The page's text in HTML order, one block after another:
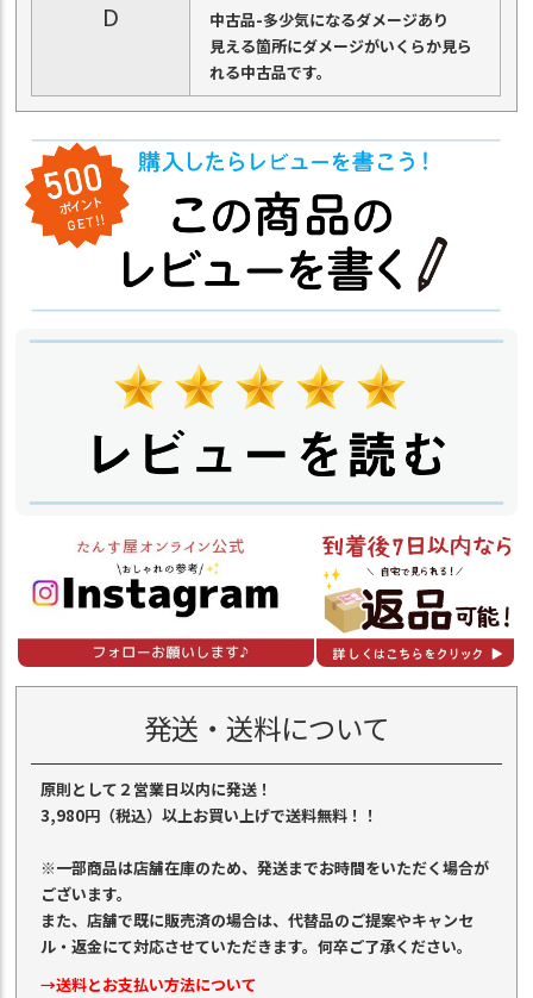
D
中古品-多少気になるダメージあり
見える箇所にダメージがいくらか見ら
れる中古品です。
発送・送料について
原則として２営業日以内に発送！
3,980円（税込）以上お買い上げで送料無料！！
※一部商品は店舗在庫のため、発送までお時間をいただく場合が
ございます。
また、店舗で既に販売済の場合は、代替品のご提案やキャンセ
ル・返金にて対応させていただきます。何卒ご了承ください。
→送料とお支払い方法について